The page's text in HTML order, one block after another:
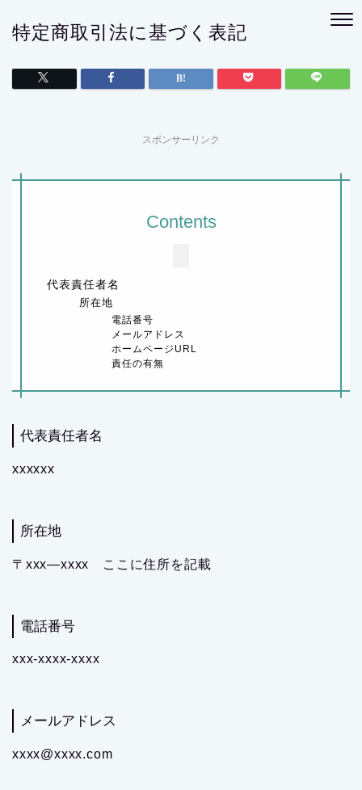
特定商取引法に基づく表記
スポンサーリンク
Contents
代表責任者名
所在地
電話番号
メールアドレス
ホームページURL
責任の有無
代表責任者名
xxxxxx
所在地
〒xxx―xxxx ここに住所を記載
電話番号
xxx-xxxx-xxxx
メールアドレス
xxxx@xxxx.com